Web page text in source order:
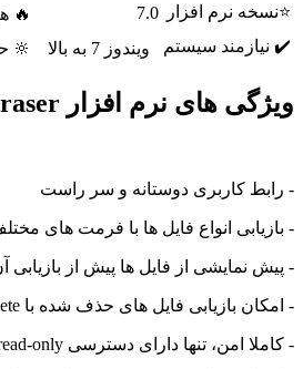
⭐نسخه نرم افزار
7.0
🔥
✔️ نیازمند سیستم
ویندوز 7 به بالا 🔆
ویژگی های نرم افزار Hetman Uneraser
- رابط کاربری دوستانه و سر راست
- بازیابی انواع فایل ها با فرمت های
- پیش نمایشی از فایل ها پیش از بازیابی
- امکان بازیابی فایل های حذف شده با shift + delete
- کاملا امن، تنها دارای دسترسی read-only به هارد